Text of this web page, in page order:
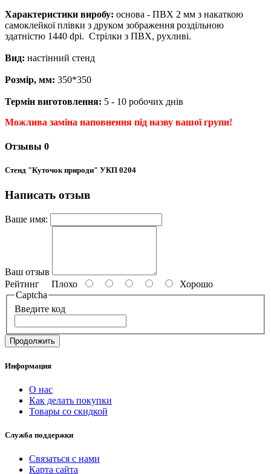
Характеристики виробу: основа - ПВХ 2 мм з накаткою
самоклейкої плівки з друком зображення роздільною
здатністю 1440 dpi. Стрілки з ПВХ, рухливі.
Вид: настінний стенд
Розмір, мм: 350*350
Термін виготовлення: 5 - 10 робочих днів
Можлива заміна наповнення під назву вашої групи!
Отзывы 0
Стенд "Куточок природи" УКП 0204
Написать отзыв
Ваше имя:
Ваш отзыв
Рейтинг Плохо
Хорошо
Captcha
Введите код
Продолжить
Информация
О нас
Как делать покупки
Товары со скидкой
Служба поддержки
Связаться с нами
Карта сайта